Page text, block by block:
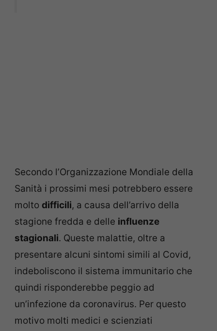
Secondo l’Organizzazione Mondiale della
Sanità i prossimi mesi potrebbero essere
molto difficili, a causa dell’arrivo della
stagione fredda e delle influenze
stagionali. Queste malattie, oltre a
presentare alcuni sintomi simili al Covid,
indeboliscono il sistema immunitario che
quindi risponderebbe peggio ad
un’infezione da coronavirus. Per questo
motivo molti medici e scienziati